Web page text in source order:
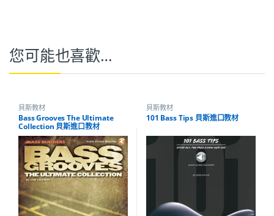
您可能也喜歡…
貝斯教材
Bass Grooves The Ultimate
Collection 貝斯進口教材
貝斯教材
101 Bass Tips 貝斯進口教材